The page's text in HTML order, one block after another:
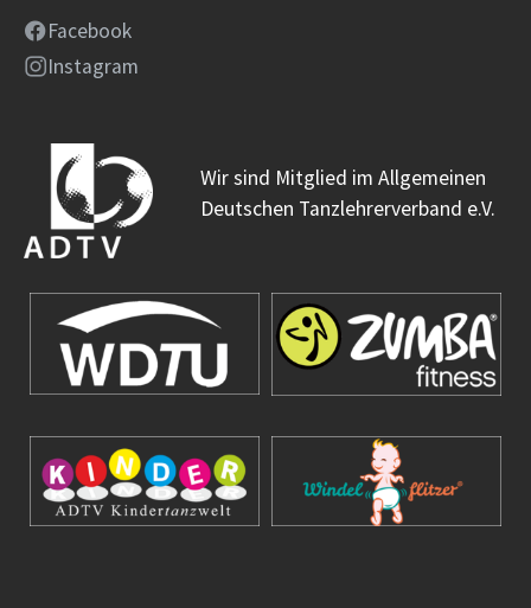
Facebook
Instagram
Wir sind Mitglied im Allgemeinen
Deutschen Tanzlehrerverband e.V.